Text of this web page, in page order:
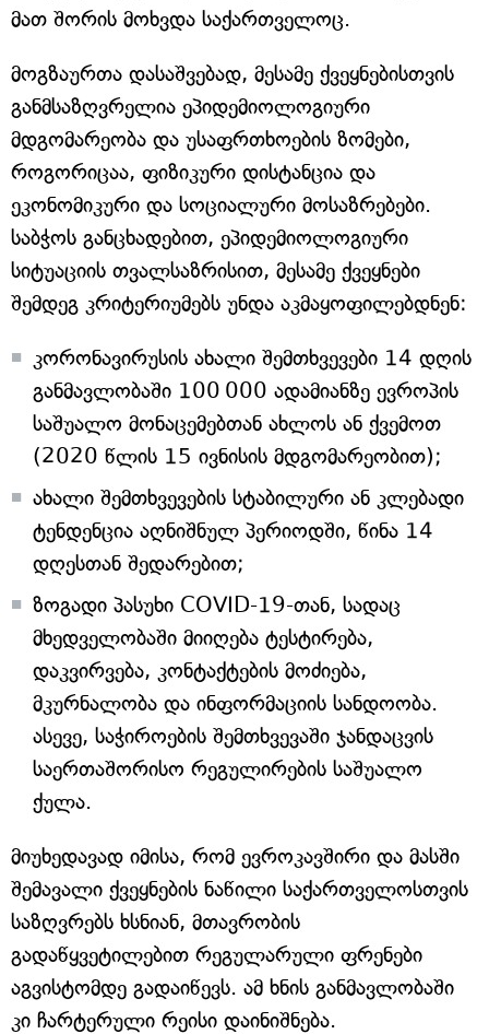
მათ შორის მოხვდა საქართველოც.
მოგზაურთა დასაშვებად, მესამე ქვეყნებისთვის
განმსაზღვრელია ეპიდემიოლოგიური
მდგომარეობა და უსაფრთხოების ზომები,
როგორიცაა, ფიზიკური დისტანცია და
ეკონომიკური და სოციალური მოსაზრებები.
საბჭოს განცხადებით, ეპიდემიოლოგიური
სიტუაციის თვალსაზრისით, მესამე ქვეყნები
შემდეგ კრიტერიუმებს უნდა აკმაყოფილებდნენ:
კორონავირუსის ახალი შემთხვევები 14 დღის
განმავლობაში 100 000 ადამიანზე ევროპის
საშუალო მონაცემებთან ახლოს ან ქვემოთ
(2020 წლის 15 ივნისის მდგომარეობით);
ახალი შემთხვევების სტაბილური ან კლებადი
ტენდენცია აღნიშნულ პერიოდში, წინა 14
დღესთან შედარებით;
ზოგადი პასუხი COVID-19-თან, სადაც
მხედველობაში მიიღება ტესტირება,
დაკვირვება, კონტაქტების მოძიება,
მკურნალობა და ინფორმაციის სანდოობა.
ასევე, საჭიროების შემთხვევაში ჯანდაცვის
საერთაშორისო რეგულირების საშუალო
ქულა.
მიუხედავად იმისა, რომ ევროკავშირი და მასში
შემავალი ქვეყნების ნაწილი საქართველოსთვის
საზღვრებს ხსნიან, მთავრობის
გადაწყვეტილებით რეგულარული ფრენები
აგვისტომდე გადაიწევს. ამ ხნის განმავლობაში
კი ჩარტერული რეისი დაინიშნება.